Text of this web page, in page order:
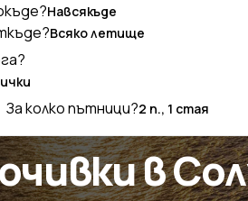
в
За колко пътници?